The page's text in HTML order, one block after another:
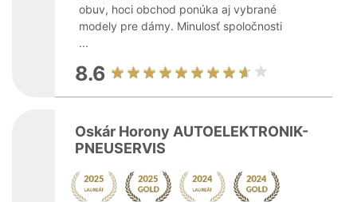
obuv, hoci obchod ponúka aj vybrané
modely pre dámy. Minulosť spoločnosti
...
8.6
Oskár Horony AUTOELEKTRONIK-
PNEUSERVIS